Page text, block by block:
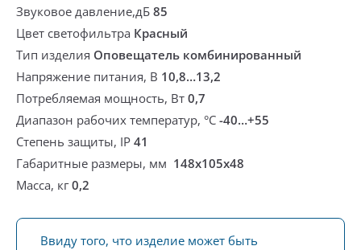
Звуковое давление,дБ 85
Цвет светофильтра Красный
Тип изделия Оповещатель комбинированный
Напряжение питания, В 10,8…13,2
Потребляемая мощность, Вт 0,7
Диапазон рабочих температур, °С -40…+55
Степень защиты, IP 41
Габаритные размеры, мм 148х105х48
Масса, кг0,2
Ввиду того, что изделие может быть